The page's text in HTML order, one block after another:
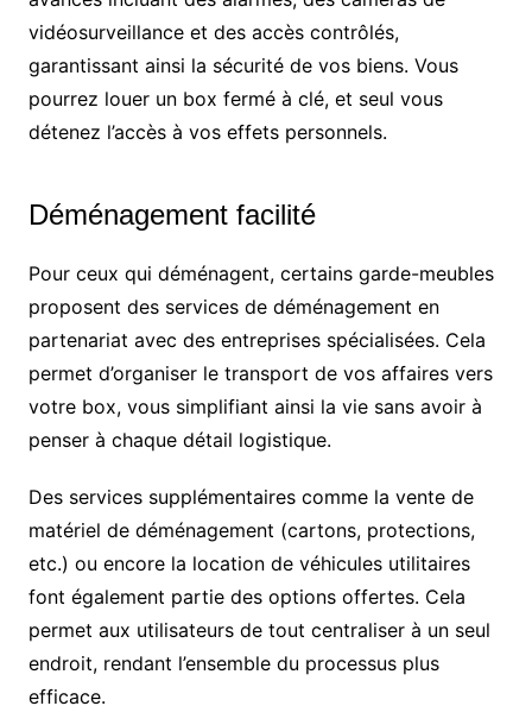
vidéosurveillance et des accès contrôlés,
garantissant ainsi la sécurité de vos biens. Vous
pourrez louer un box fermé à clé, et seul vous
détenez l’accès à vos effets personnels.
Déménagement facilité
Pour ceux qui déménagent, certains garde-meubles
proposent des services de déménagement en
partenariat avec des entreprises spécialisées. Cela
permet d’organiser le transport de vos affaires vers
votre box, vous simplifiant ainsi la vie sans avoir à
penser à chaque détail logistique.
Des services supplémentaires comme la vente de
matériel de déménagement (cartons, protections,
etc.) ou encore la location de véhicules utilitaires
font également partie des options offertes. Cela
permet aux utilisateurs de tout centraliser à un seul
endroit, rendant l’ensemble du processus plus
efficace.